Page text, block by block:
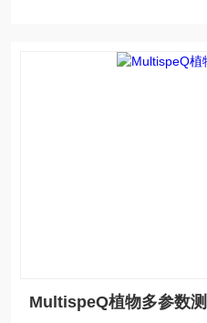
MultispeQ植物多参数